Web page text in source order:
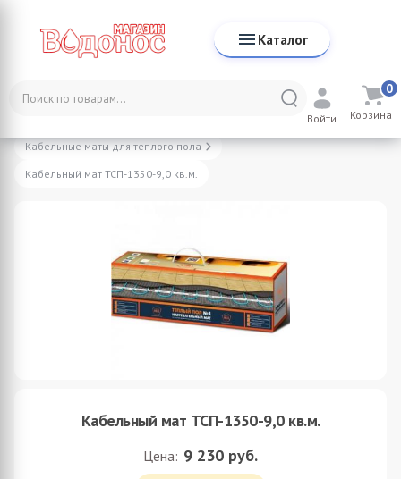
Каталог
Войти Корзина
0
Каталог
Кабельные маты для теплого пола
Кабельный мат ТСП-1350-9,0 кв.м.
Кабельный мат ТСП-1350-9,0 кв.м.
Цена: 9 230 руб.